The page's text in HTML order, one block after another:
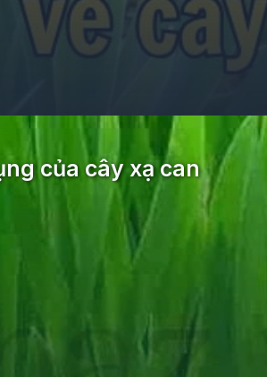
ocopaz.vn/xa-can-404
của cây xạ can